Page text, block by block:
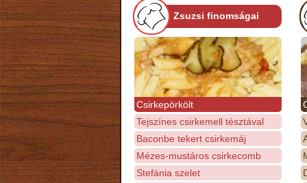
Zsuzsi finomságai
Csirkepörkölt
Tejszínes csirkemell tésztával
Baconbe tekert csirkemáj
Mézes-mustáros csirkecomb
Stefánia szelet